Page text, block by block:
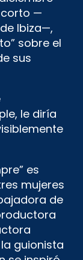
corto —
Ibiza—,
sobre el
sus
le diría
es
mujeres
de
guionista